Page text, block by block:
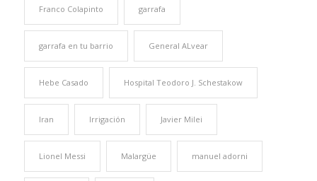
Franco Colapinto garrafa
garrafa en tu barrio General ALvear
Hebe Casado Hospital Teodoro J. Schestakow
Iran Irrigación Javier Milei
Lionel Messi Malargüe manuel adorni